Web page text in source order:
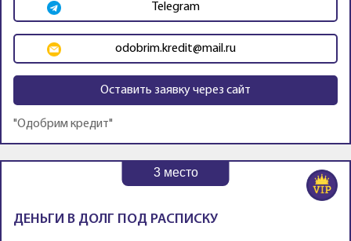
Telegram
odobrim.kredit@mail.ru
Оставить заявку через сайт
"Одобрим кредит"
3место
ДЕНЬГИ В ДОЛГ ПОД РАСПИСКУ